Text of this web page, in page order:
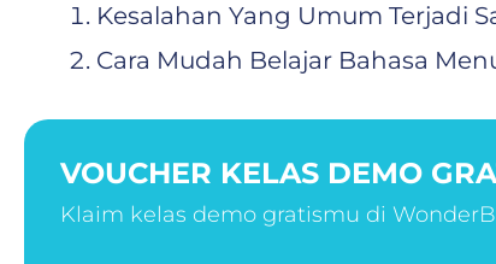
Kesalahan Yang Umum Terjadi
Cara Mudah Belajar Bahasa
VOUCHER KELAS DEMO
Klaim kelas demo gratismu di